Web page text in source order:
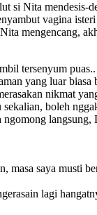
si Nita
vagina
mengencang,
tersenyum puas..
yang luar biasa
nikmat
boleh
masa saya musti
lagi